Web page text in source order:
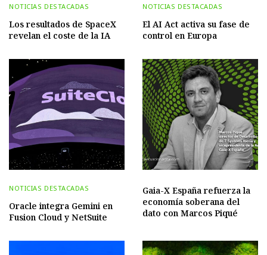
NOTICIAS DESTACADAS
Los resultados de SpaceX
revelan el coste de la IA
NOTICIAS DESTACADAS
El AI Act activa su fase de
control en Europa
NOTICIAS DESTACADAS
Oracle integra Gemini en
Fusion Cloud y NetSuite
Gaia-X España refuerza la
economía soberana del
dato con Marcos Piqué